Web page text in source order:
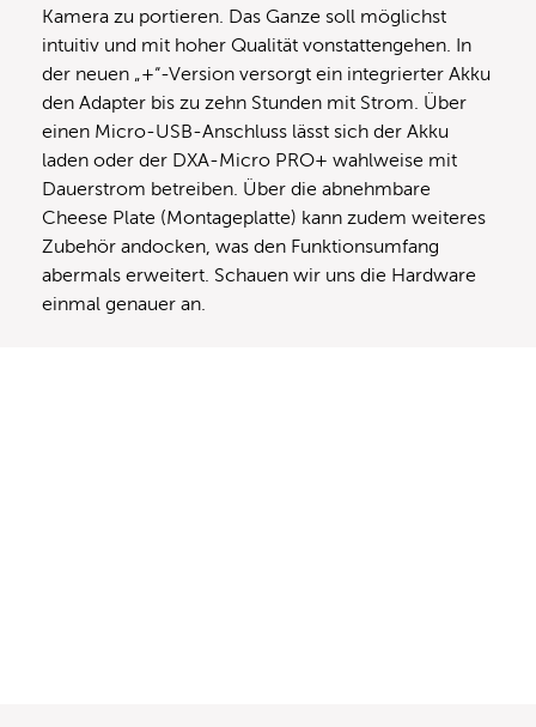
Kamera zu portieren. Das Ganze soll möglichst
intuitiv und mit hoher Qualität vonstattengehen. In
der neuen „+“-Version versorgt ein integrierter Akku
den Adapter bis zu zehn Stunden mit Strom. Über
einen Micro-USB-Anschluss lässt sich der Akku
laden oder der DXA-Micro PRO+ wahlweise mit
Dauerstrom betreiben. Über die abnehmbare
Cheese Plate (Montageplatte) kann zudem weiteres
Zubehör andocken, was den Funktionsumfang
abermals erweitert. Schauen wir uns die Hardware
einmal genauer an.